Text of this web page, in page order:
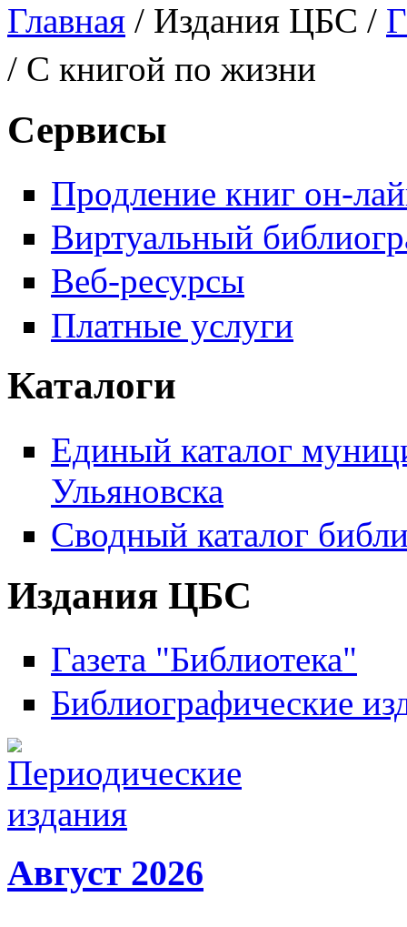
Вы здесь
Главная / Издания ЦБС /
/ С книгой по жизни
Сервисы
Продление книг он-
Виртуальный
Веб-ресурсы
Платные услуги
Каталоги
Единый каталог
Ульяновска
Сводный каталог
Издания ЦБС
Газета "Библиотека"
Библиографические
Август 2026